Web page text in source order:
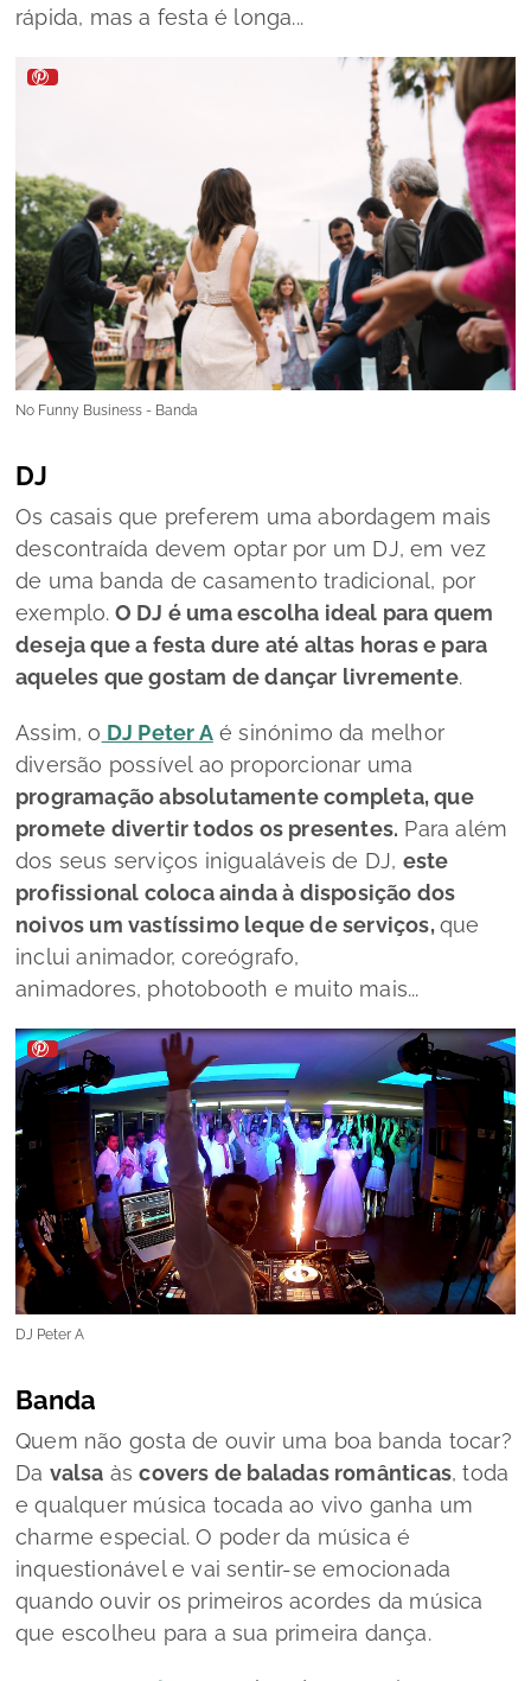
rápida, mas a festa é longa...
No Funny Business - Banda
DJ
Os casais que preferem uma abordagem mais
descontraída devem optar por um DJ, em vez
de uma banda de casamento tradicional, por
exemplo. O DJ é uma escolha ideal para quem
deseja que a festa dure até altas horas e para
aqueles que gostam de dançar livremente.
Assim, o DJ Peter Aé sinónimo da melhor
diversão possível ao proporcionar uma
programação absolutamente completa, que
promete divertir todos os presentes. Para além
dos seus serviços inigualáveis de DJ, este
profissional coloca ainda à disposição dos
noivos um vastíssimo leque de serviços,que
inclui animador, coreógrafo,
animadores, photobooth e muito mais...
DJ Peter A
Banda
Quem não gosta de ouvir uma boa banda tocar?
Da valsa àscovers de baladas românticas, toda
e qualquer música tocada ao vivo ganha um
charme especial. O poder da música é
inquestionável e vai sentir-se emocionada
quando ouvir os primeiros acordes da música
que escolheu para a sua primeira dança.